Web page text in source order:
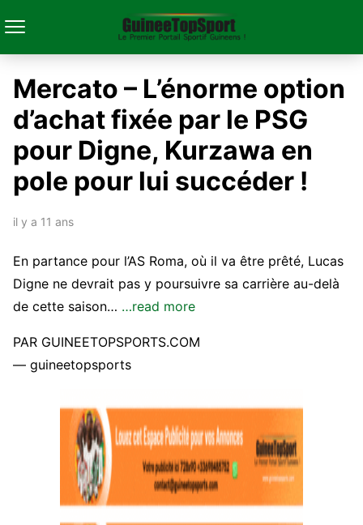
Mercato – L’énorme option
d’achat fixée par le PSG
pour Digne, Kurzawa en
pole pour lui succéder !
il y a 11 ans
En partance pour l’AS Roma, où il va être prêté, Lucas
Digne ne devrait pas y poursuivre sa carrière au-delà
de cette saison… …read more
PAR GUINEETOPSPORTS.COM
— guineetopsports